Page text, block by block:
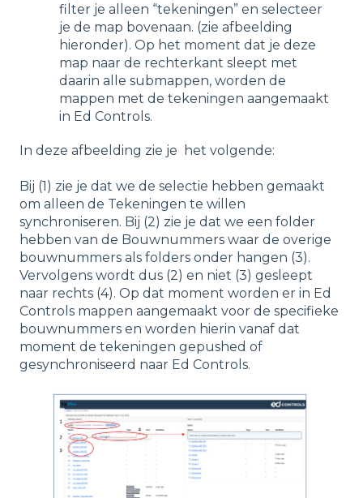
filter je alleen “tekeningen” en selecteer
je de map bovenaan. (zie afbeelding
hieronder). Op het moment dat je deze
map naar de rechterkant sleept met
daarin alle submappen, worden de
mappen met de tekeningen aangemaakt
in Ed Controls.
In deze afbeelding zie je het volgende:
Bij (1) zie je dat we de selectie hebben gemaakt
om alleen de Tekeningen te willen
synchroniseren. Bij (2) zie je dat we een folder
hebben van de Bouwnummers waar de overige
bouwnummers als folders onder hangen (3).
Vervolgens wordt dus (2) en niet (3) gesleept
naar rechts (4). Op dat moment worden er in Ed
Controls mappen aangemaakt voor de specifieke
bouwnummers en worden hierin vanaf dat
moment de tekeningen gepushed of
gesynchroniseerd naar Ed Controls.